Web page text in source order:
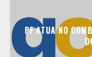
PF ATUA NO